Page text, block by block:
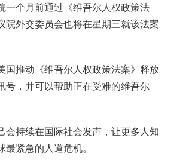
一个月前通过《维吾尔人权政策法
院外交委员会也将在星期三就该法案
国推动《维吾尔人权政策法案》释放
号，并可以帮助正在受难的维吾尔
会持续在国际社会发声，让更多人知
紧急的人道危机。